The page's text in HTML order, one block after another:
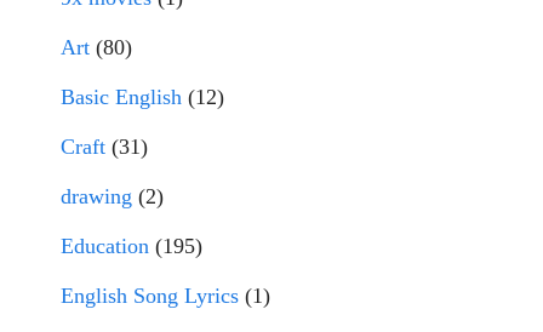
Art (80)
Basic English (12)
Craft (31)
drawing (2)
Education (195)
English Song Lyrics (1)